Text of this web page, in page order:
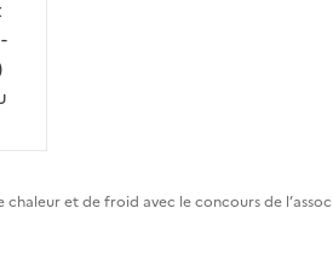
chaleur et de froid avec le concours de